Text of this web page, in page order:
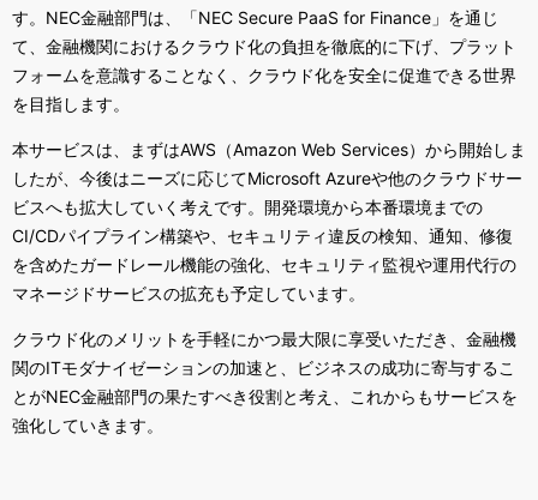
す。 NEC金融部門は、「NEC Secure PaaS for Finance 」を通じ
て、金融機関におけるクラウド化の負担を徹底的に下げ、プラット
フォームを意識することなく、クラウド化を安全に促進できる世界
を目指します。
本サービスは、まずはAWS （Amazon Web Services）から開始しま
したが、今後はニーズに応じてMicrosoft Azureや他のクラウドサー
ビスへも拡大していく考えです。開発環境から本番環境までの
CI/CDパイプライン構築や、セキュリティ違反の検知、通知、修復
を含めたガードレール機能の強化、セキュリティ監視や運用代行の
マネージドサービスの拡充も予定しています。
クラウド化のメリットを手軽にかつ最大限に享受いただき、金融機
関のITモダナイゼーションの加速と、ビジネスの成功に寄与するこ
とがNEC金融部門の果たすべき役割と考え、これからもサービスを
強化していきます。